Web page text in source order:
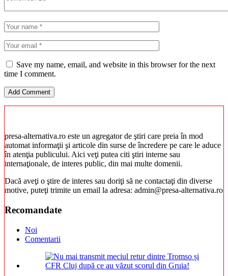
Save my name, email, and website in this browser for the next
time I comment.
presa-alternativa.ro este un agregator de ştiri care preia în mod
automat informaţii şi articole din surse de încredere pe care le aduce
în atenţia publicului. Aici veţi putea citi ştiri interne sau
internaţionale, de interes public, din mai multe domenii.
Dacă aveţi o ştire de interes sau doriţi să ne contactaţi din diverse
motive, puteţi trimite un email la adresa: admin@presa-alternativa.ro
Recomandate
Noi
Comentarii